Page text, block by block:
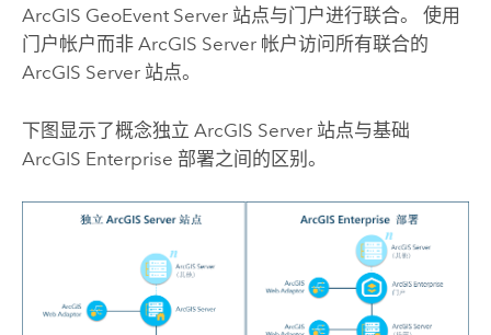
ArcGIS GeoEvent Server站点与门户进行联合。 使用
门户帐户而非 ArcGIS Server帐户访问所有联合的
ArcGIS Server站点。
下图显示了概念独立 ArcGIS Server站点与基础
ArcGIS Enterprise 部署之间的区别。